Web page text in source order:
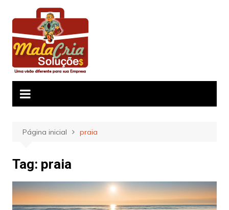
para
conteúdo
Página inicial praia
Tag: praia